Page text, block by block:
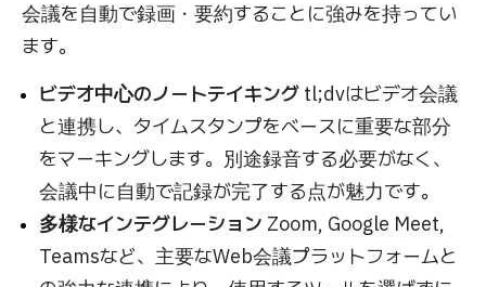
会議を自動で録画・要約することに強みを持ってい
ます。
ビデオ中心のノートテイキング tl;dvはビデオ会議
と連携し、タイムスタンプをベースに重要な部分
をマーキングします。別途録音する必要がなく、
会議中に自動で記録が完了する点が魅力です。
多様なインテグレーション Zoom, Google Meet,
Teamsなど、主要なWeb会議プラットフォームと